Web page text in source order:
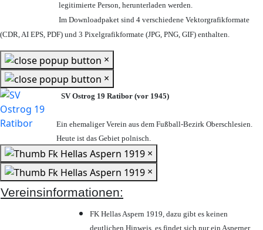
legitimierte Person, herunterladen werden.
Im Downloadpaket sind 4 verschiedene Vektorgrafikformate
(CDR, AI EPS, PDF) und 3 Pixelgrafikformate (JPG, PNG, GIF) enthalten.
×
×
SV Ostrog 19 Ratibor (vor 1945)
Ein ehemaliger Verein aus dem Fußball-Bezirk Oberschlesien.
Heute ist das Gebiet polnisch.
×
×
Vereinsinformationen:
FK Hellas Aspern 1919, dazu gibt es keinen
deutlichen Hinweis, es findet sich nur ein Asperner